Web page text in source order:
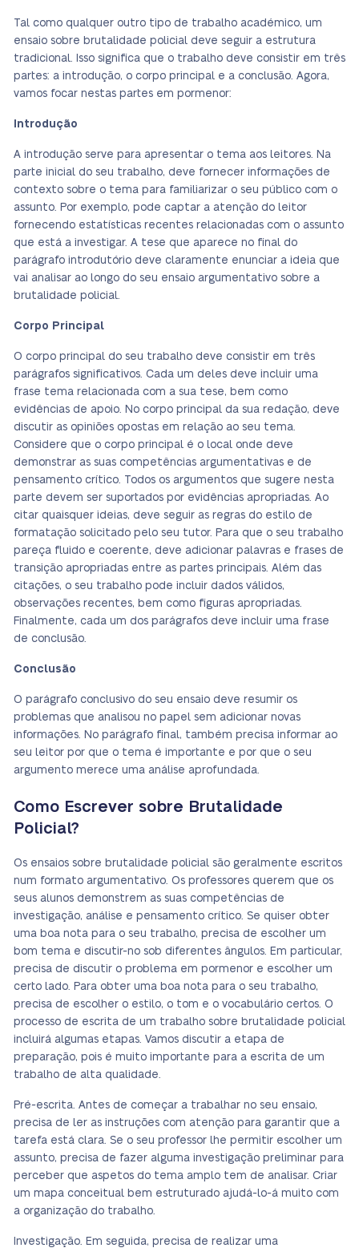
Tal como qualquer outro tipo de trabalho académico, um
ensaio sobre brutalidade policial deve seguir a estrutura
tradicional. Isso significa que o trabalho deve consistir em três
partes: a introdução, o corpo principal e a conclusão. Agora,
vamos focar nestas partes em pormenor:
Introdução
A introdução serve para apresentar o tema aos leitores. Na
parte inicial do seu trabalho, deve fornecer informações de
contexto sobre o tema para familiarizar o seu público com o
assunto. Por exemplo, pode captar a atenção do leitor
fornecendo estatísticas recentes relacionadas com o assunto
que está a investigar. A tese que aparece no final do
parágrafo introdutório deve claramente enunciar a ideia que
vai analisar ao longo do seu ensaio argumentativo sobre a
brutalidade policial.
Corpo Principal
O corpo principal do seu trabalho deve consistir em três
parágrafos significativos. Cada um deles deve incluir uma
frase tema relacionada com a sua tese, bem como
evidências de apoio. No corpo principal da sua redação, deve
discutir as opiniões opostas em relação ao seu tema.
Considere que o corpo principal é o local onde deve
demonstrar as suas competências argumentativas e de
pensamento crítico. Todos os argumentos que sugere nesta
parte devem ser suportados por evidências apropriadas. Ao
citar quaisquer ideias, deve seguir as regras do estilo de
formatação solicitado pelo seu tutor. Para que o seu trabalho
pareça fluido e coerente, deve adicionar palavras e frases de
transição apropriadas entre as partes principais. Além das
citações, o seu trabalho pode incluir dados válidos,
observações recentes, bem como figuras apropriadas.
Finalmente, cada um dos parágrafos deve incluir uma frase
de conclusão.
Conclusão
O parágrafo conclusivo do seu ensaio deve resumir os
problemas que analisou no papel sem adicionar novas
informações. No parágrafo final, também precisa informar ao
seu leitor por que o tema é importante e por que o seu
argumento merece uma análise aprofundada.
Como Escrever sobre Brutalidade
Policial?
Os ensaios sobre brutalidade policial são geralmente escritos
num formato argumentativo. Os professores querem que os
seus alunos demonstrem as suas competências de
investigação, análise e pensamento crítico. Se quiser obter
uma boa nota para o seu trabalho, precisa de escolher um
bom tema e discutir-no sob diferentes ângulos. Em particular,
precisa de discutir o problema em pormenor e escolher um
certo lado. Para obter uma boa nota para o seu trabalho,
precisa de escolher o estilo, o tom e o vocabulário certos. O
processo de escrita de um trabalho sobre brutalidade policial
incluirá algumas etapas. Vamos discutir a etapa de
preparação, pois é muito importante para a escrita de um
trabalho de alta qualidade.
Pré-escrita. Antes de começar a trabalhar no seu ensaio,
precisa de ler as instruções com atenção para garantir que a
tarefa está clara. Se o seu professor lhe permitir escolher um
assunto, precisa de fazer alguma investigação preliminar para
perceber que aspetos do tema amplo tem de analisar. Criar
um mapa conceitual bem estruturado ajudá-lo-á muito com
a organização do trabalho.
Investigação. Em seguida, precisa de realizar uma